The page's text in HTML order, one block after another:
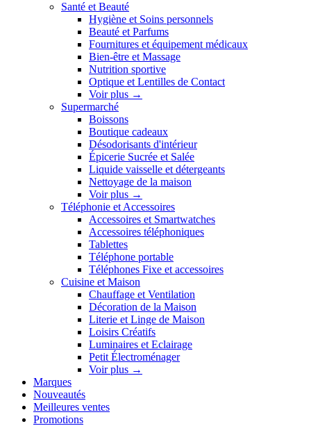
Santé et Beauté
Hygiène et Soins personnels
Beauté et Parfums
Fournitures et équipement médicaux
Bien-être et Massage
Nutrition sportive
Optique et Lentilles de Contact
Voir plus →
Supermarché
Boissons
Boutique cadeaux
Désodorisants d'intérieur
Épicerie Sucrée et Salée
Liquide vaisselle et détergeants
Nettoyage de la maison
Voir plus →
Téléphonie et Accessoires
Accessoires et Smartwatches
Accessoires téléphoniques
Tablettes
Téléphone portable
Téléphones Fixe et accessoires
Cuisine et Maison
Chauffage et Ventilation
Décoration de la Maison
Literie et Linge de Maison
Loisirs Créatifs
Luminaires et Eclairage
Petit Électroménager
Voir plus →
Marques
Nouveautés
Meilleures ventes
Promotions